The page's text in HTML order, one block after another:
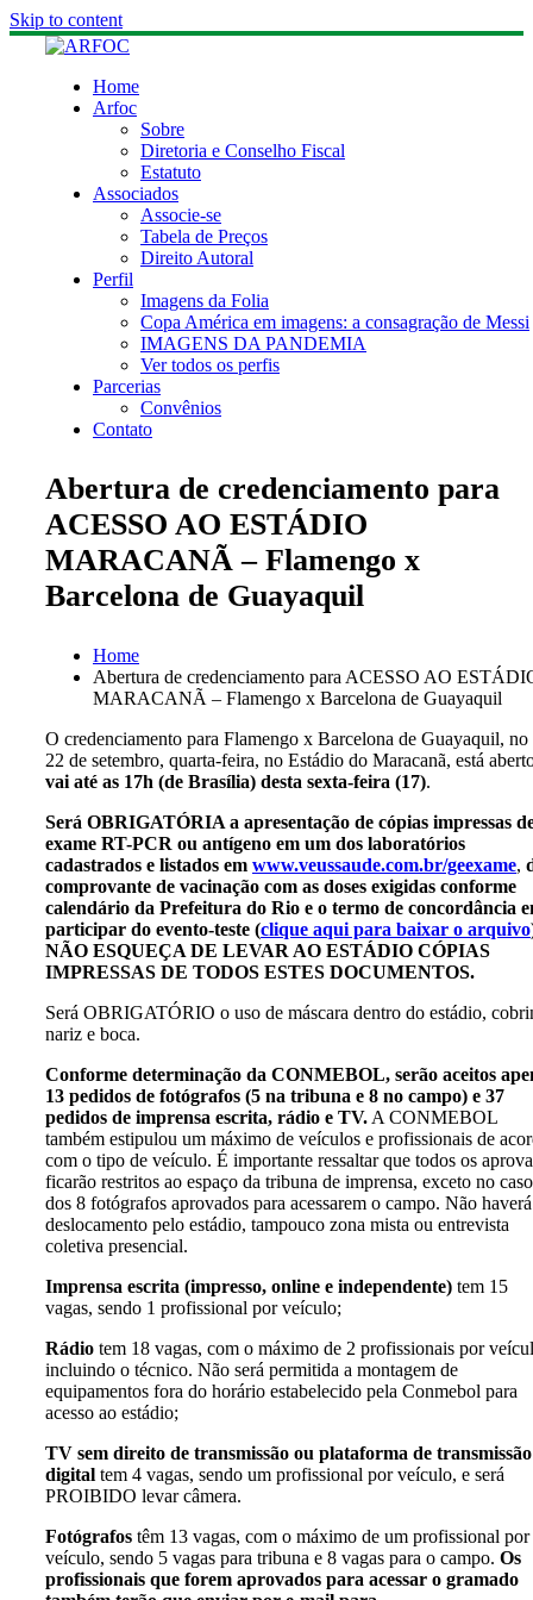
Skip to content
Home
Arfoc
Sobre
Diretoria e Conselho Fiscal
Estatuto
Associados
Associe-se
Tabela de Preços
Direito Autoral
Perfil
Imagens da Folia
Copa América em imagens: a consagração de Messi
IMAGENS DA PANDEMIA
Ver todos os perfis
Parcerias
Convênios
Contato
Abertura de credenciamento para
ACESSO AO ESTÁDIO
MARACANÃ – Flamengo x
Barcelona de Guayaquil
Home
Abertura de credenciamento para ACESSO AO
MARACANÃ – Flamengo x Barcelona de Guayaquil
O credenciamento para Flamengo x Barcelona de Guayaquil, no
22 de setembro, quarta-feira, no Estádio do Maracanã, está
vai até as 17h (de Brasília) desta sexta-feira (17).
Será OBRIGATÓRIA a apresentação de cópias impressas
exame RT-PCR ou antígeno em um dos laboratórios
cadastrados e listados em www.veussaude.com.br/geexame,
comprovante de vacinação com as doses exigidas conforme
calendário da Prefeitura do Rio e o termo de concordância
participar do evento-teste (clique aqui para baixar o arquivo
NÃO ESQUEÇA DE LEVAR AO ESTÁDIO CÓPIAS
IMPRESSAS DE TODOS ESTES DOCUMENTOS.
Será OBRIGATÓRIO o uso de máscara dentro do estádio,
nariz e boca.
Conforme determinação da CONMEBOL, serão aceitos
13 pedidos de fotógrafos (5 na tribuna e 8 no campo) e 37
pedidos de imprensa escrita, rádio e TV. A CONMEBOL
também estipulou um máximo de veículos e profissionais de
com o tipo de veículo. É importante ressaltar que todos os
ficarão restritos ao espaço da tribuna de imprensa, exceto no caso
dos 8 fotógrafos aprovados para acessarem o campo. Não haverá
deslocamento pelo estádio, tampouco zona mista ou entrevista
coletiva presencial.
Imprensa escrita (impresso, online e independente) tem 15
vagas, sendo 1 profissional por veículo;
Rádio tem 18 vagas, com o máximo de 2 profissionais por
incluindo o técnico. Não será permitida a montagem de
equipamentos fora do horário estabelecido pela Conmebol para
acesso ao estádio;
TV sem direito de transmissão ou plataforma de transmissão
digital tem 4 vagas, sendo um profissional por veículo, e será
PROIBIDO levar câmera.
Fotógrafos têm 13 vagas, com o máximo de um profissional por
veículo, sendo 5 vagas para tribuna e 8 vagas para o campo. Os
profissionais que forem aprovados para acessar o gramado